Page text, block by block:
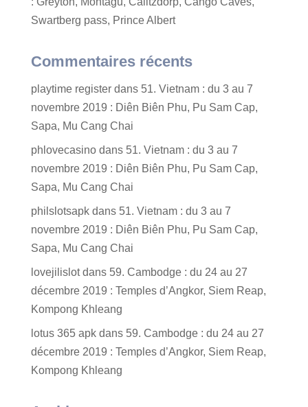
Swartberg pass, Prince Albert
Commentaires récents
playtime registerdans 51. Vietnam : du 3 au 7
novembre 2019 : Diên Biên Phu, Pu Sam Cap,
Sapa, Mu Cang Chai
phlovecasinodans 51. Vietnam : du 3 au 7
novembre 2019 : Diên Biên Phu, Pu Sam Cap,
Sapa, Mu Cang Chai
philslotsapkdans 51. Vietnam : du 3 au 7
novembre 2019 : Diên Biên Phu, Pu Sam Cap,
Sapa, Mu Cang Chai
lovejilislotdans 59. Cambodge : du 24 au 27
décembre 2019 : Temples d’Angkor, Siem Reap,
Kompong Khleang
lotus 365 apkdans 59. Cambodge : du 24 au 27
décembre 2019 : Temples d’Angkor, Siem Reap,
Kompong Khleang